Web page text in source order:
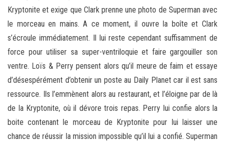
Kryptonite et exige que Clark prenne une photo de Superman avec
le morceau en mains. A ce moment, il ouvre la boîte et Clark
s’écroule immédiatement. Il lui reste cependant suffisamment de
force pour utiliser sa super-ventriloquie et faire gargouiller son
ventre. Loïs & Perry pensent alors qu’il meure de faim et essaye
d’désespérément d’obtenir un poste au Daily Planet car il est sans
ressource. Ils l’emmènent alors au restaurant, et l’éloigne par de là
de la Kryptonite, où il dévore trois repas. Perry lui confie alors la
boite contenant le morceau de Kryptonite pour lui laisser une
chance de réussir la mission impossible qu’il lui a confié. Superman